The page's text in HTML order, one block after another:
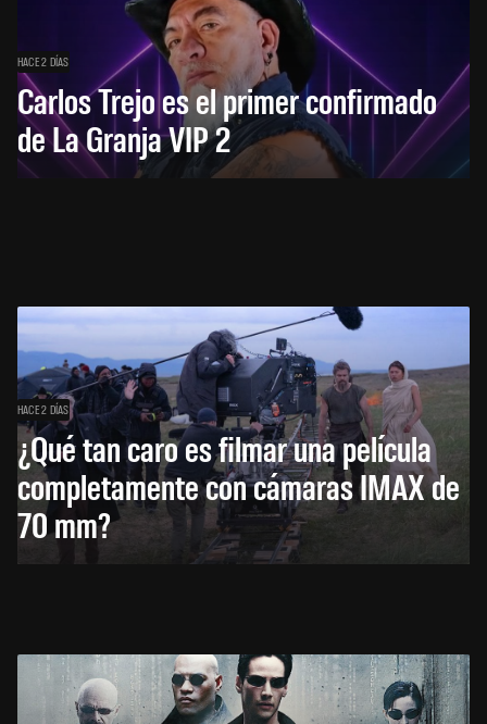
HACE 2 DÍAS
Carlos Trejo es el primer confirmado
de La Granja VIP 2
HACE 2 DÍAS
¿Qué tan caro es filmar una película
completamente con cámaras IMAX de
70 mm?